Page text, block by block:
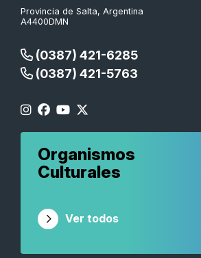
Provincia de Salta, Argentina
A4400DMN
(0387) 421-6285
(0387) 421-5763
Organismos
Culturales
Ver todos